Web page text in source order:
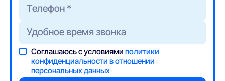
Соглашаюсь с условиямиполитики
конфиденциальности в отношении
персональных данных